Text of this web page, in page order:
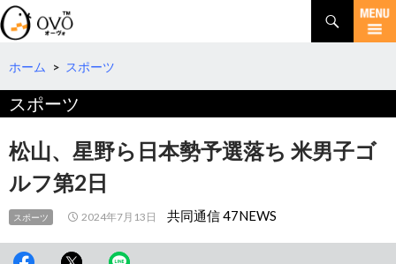
検
索
コ
テ
へ
動
ホーム > スポーツ
スポーツ
松山、星野ら日本勢予選落ち 米男子ゴ
ルフ第2日
スポーツ 2024年7月13日 共同通信 47NEWS